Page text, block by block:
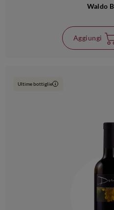
Waldo
Aggiungi
Ultime bottiglie i